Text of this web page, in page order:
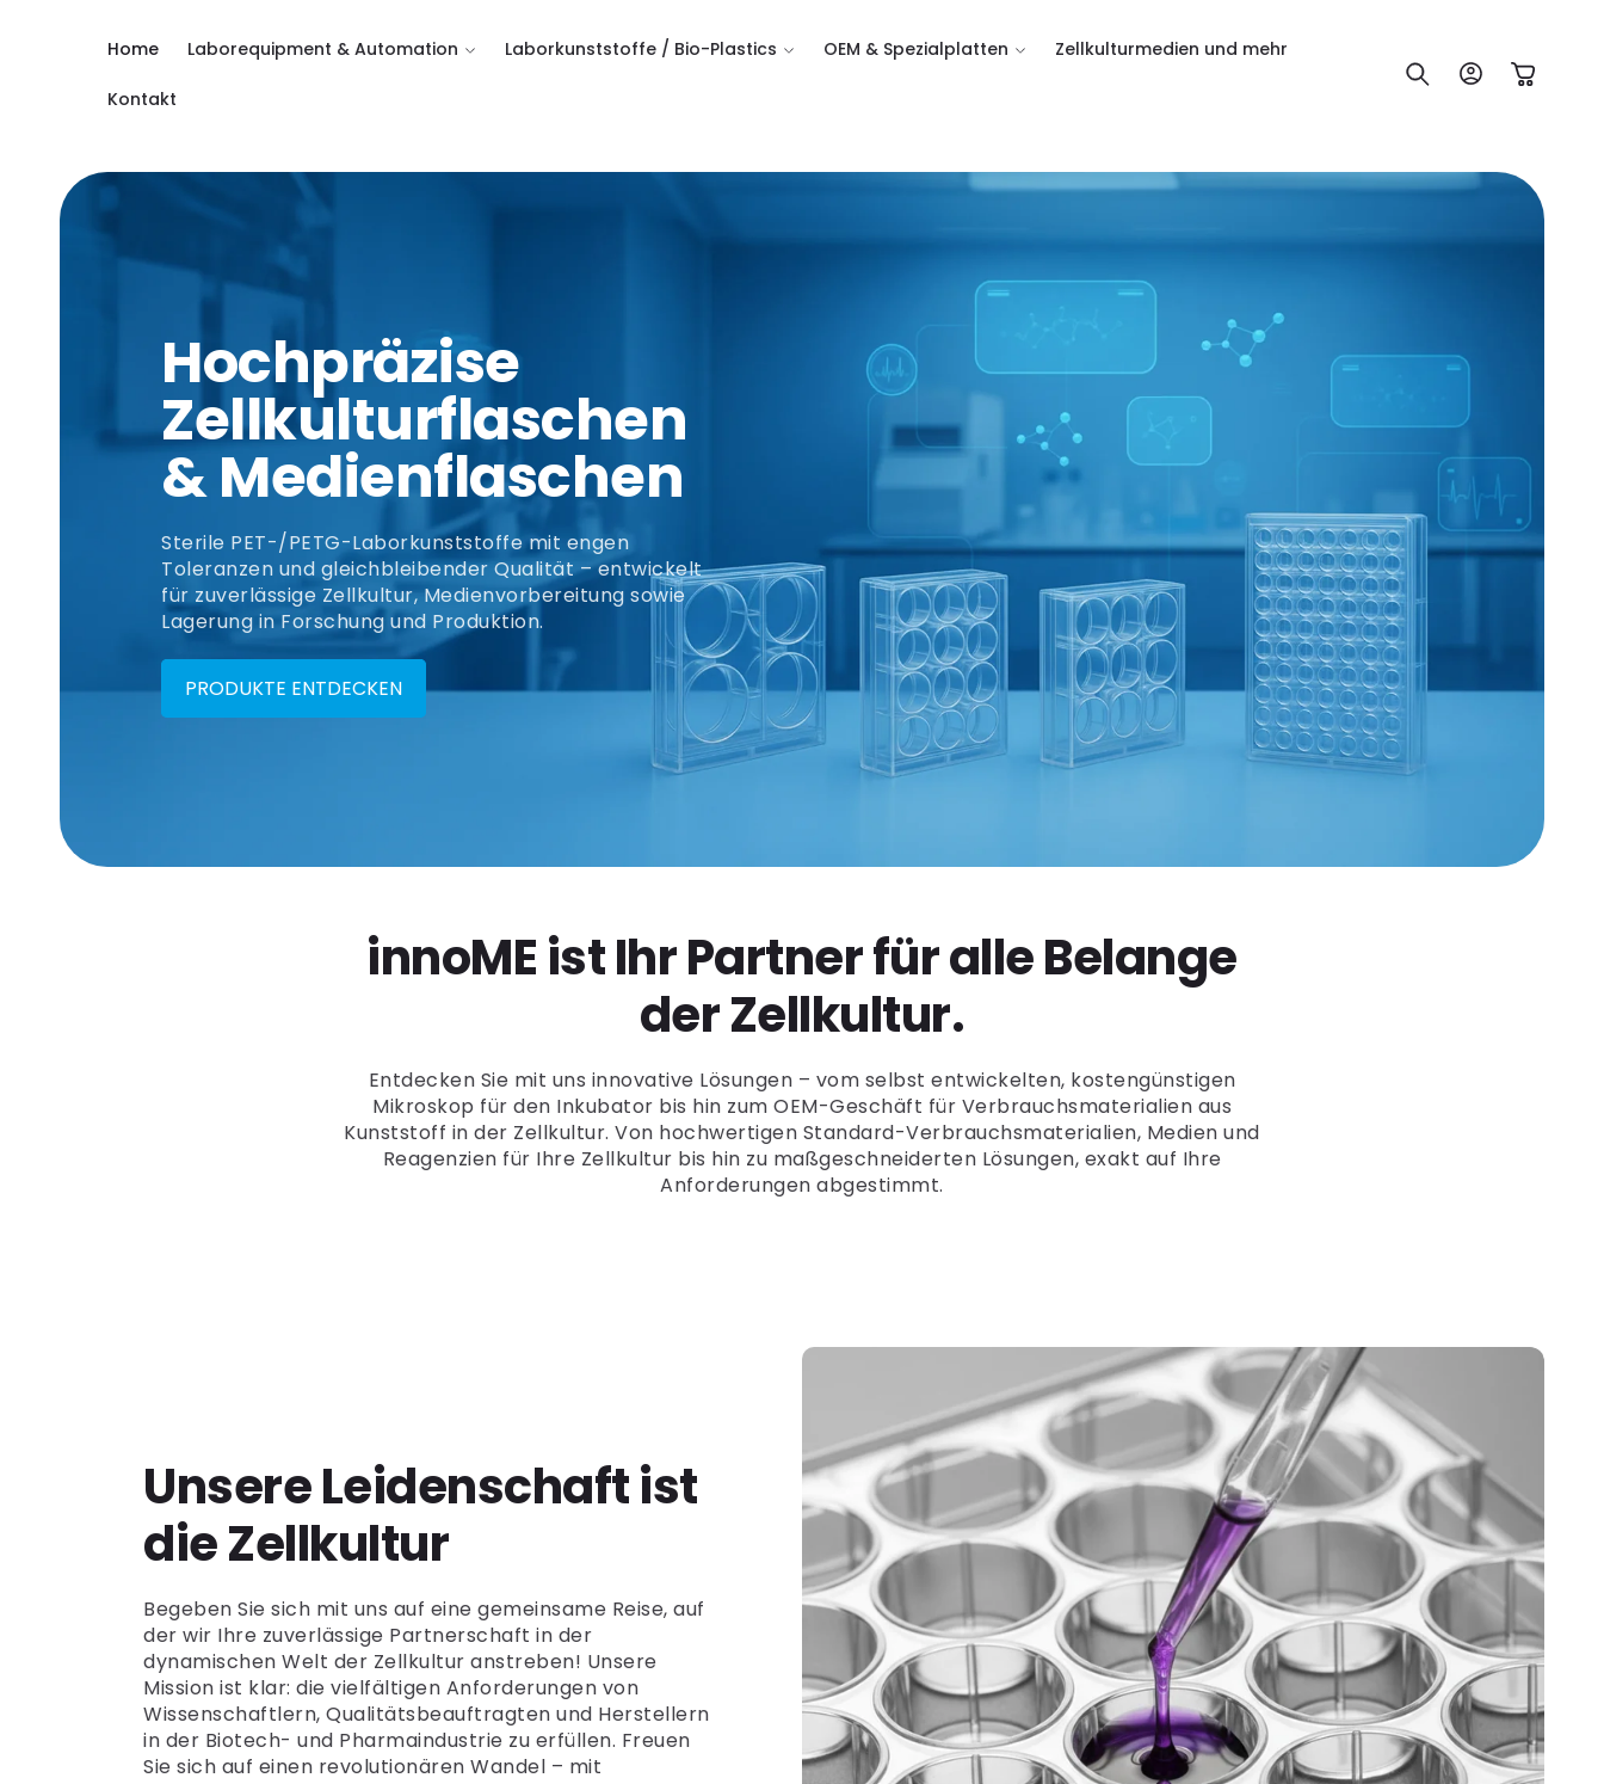
zum InhaltHome Laborequipment & Automation Laborkunststoffe / Bio-Plastics OEM & Spezialplatten Zellkulturmedien und mehr
Kontakt
EinloggenWarenkorb
Hochpräzise
Zellkulturflaschen
& Medienflaschen
Sterile PET-/PETG-Laborkunststoffe mit engen
Toleranzen und gleichbleibender Qualität – entwickelt
für zuverlässige Zellkultur, Medienvorbereitung sowie
Lagerung in Forschung und Produktion.
PRODUKTE ENTDECKEN
innoME ist Ihr Partner für alle Belange
der Zellkultur.
Entdecken Sie mit uns innovative Lösungen – vom selbst entwickelten, kostengünstigen
Mikroskop für den Inkubator bis hin zum OEM-Geschäft für Verbrauchsmaterialien aus
Kunststoff in der Zellkultur. Von hochwertigen Standard-Verbrauchsmaterialien, Medien und
Reagenzien für Ihre Zellkultur bis hin zu maßgeschneiderten Lösungen, exakt auf Ihre
Anforderungen abgestimmt.
Unsere Leidenschaft ist
die Zellkultur
Begeben Sie sich mit uns auf eine gemeinsame Reise, auf
der wir Ihre zuverlässige Partnerschaft in der
dynamischen Welt der Zellkultur anstreben! Unsere
Mission ist klar: die vielfältigen Anforderungen von
Wissenschaftlern, Qualitätsbeauftragten und Herstellern
in der Biotech- und Pharmaindustrie zu erfüllen. Freuen
Sie sich auf einen revolutionären Wandel – mit